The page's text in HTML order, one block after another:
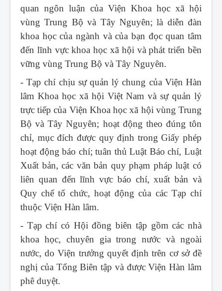
quan ngôn luận của Viện Khoa học xã hội
vùng Trung Bộ và Tây Nguyên; là diễn đàn
khoa học của ngành và của bạn đọc quan tâm
đến lĩnh vực khoa học xã hội và phát triển bền
vững vùng Trung Bộ và Tây Nguyên.
- Tạp chí chịu sự quản lý chung của Viện Hàn
lâm Khoa học xã hội Việt Nam và sự quản lý
trực tiếp của Viện Khoa học xã hội vùng Trung
Bộ và Tây Nguyên; hoạt động theo đúng tôn
chỉ, mục đích được quy định trong Giấy phép
hoạt động báo chí; tuân thủ Luật Báo chí, Luật
Xuất bản, các văn bản quy phạm pháp luật có
liên quan đến lĩnh vực báo chí, xuất bản và
Quy chế tổ chức, hoạt động của các Tạp chí
thuộc Viện Hàn lâm.
- Tạp chí có Hội đồng biên tập gồm các nhà
khoa học, chuyên gia trong nước và ngoài
nước, do Viện trưởng quyết định trên cơ sở đề
nghị của Tổng Biên tập và được Viện Hàn lâm
phê duyệt.